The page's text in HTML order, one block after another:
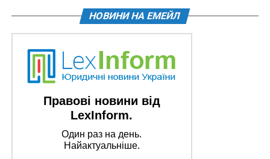
НОВИНИ НА ЕМЕЙЛ
Правові новини від
LexInform.
Один раз на день.
Найактуальніше.